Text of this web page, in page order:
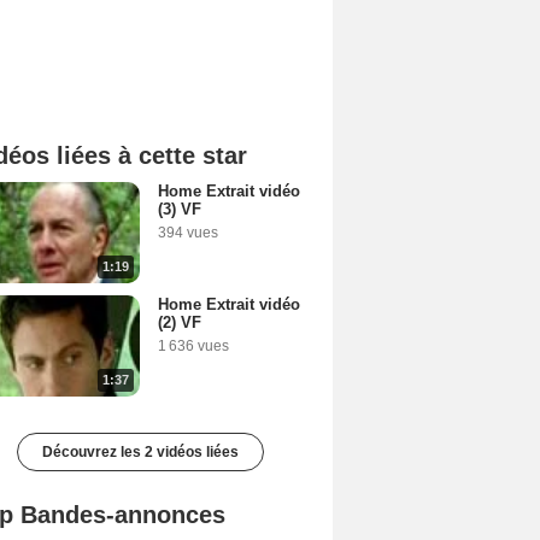
liées à cette star
1:19
Home Extrait vidéo
(3) VF
394 vues
1:37
Home Extrait vidéo
(2) VF
1 636 vues
Découvrez les 2 vidéos liées
Bandes-annonces
Spider-Man: Brand New Day Bande-annonce VO STFR L'Odyssée Bande-annonce VO STFR